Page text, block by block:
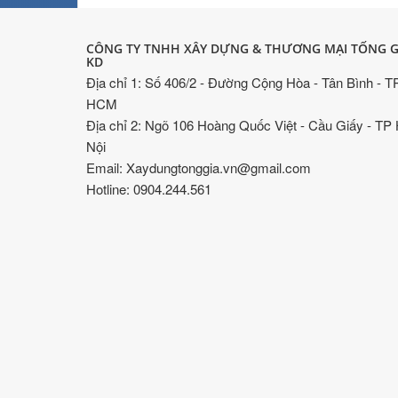
CÔNG TY TNHH XÂY DỰNG & THƯƠNG MẠI TỐNG
KD
Địa chỉ 1: Số 406/2 - Đường Cộng Hòa - Tân Bình -
HCM
Địa chỉ 2: Ngõ 106 Hoàng Quốc Việt - Cầu Giấy - TP
Nội
Email: Xaydungtonggia.vn@gmail.com
Hotline: 0904.244.561